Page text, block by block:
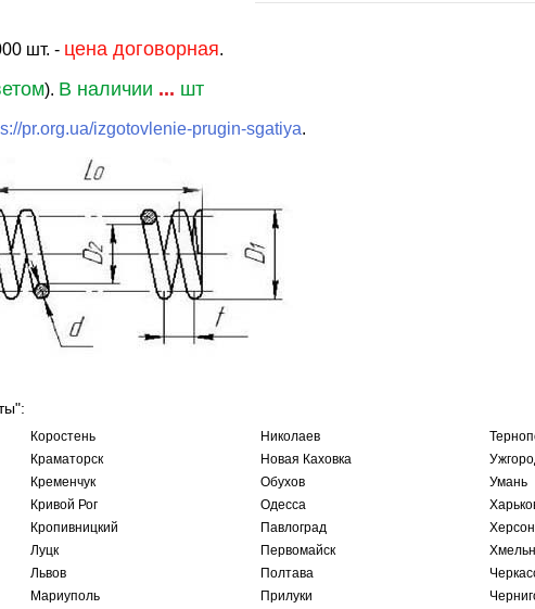
шт. - цена договорная.
). В наличии ... шт
pr.org.ua/izgotovlenie-prugin-sgatiya.
Коростень
Краматорск
Кременчук
Кривой Рог
Кропивницкий
Луцк
Львов
Мариуполь
Николаев
Новая Каховка
Обухов
Одесса
Павлоград
Первомайск
Полтава
Прилуки
Умань
Херсон